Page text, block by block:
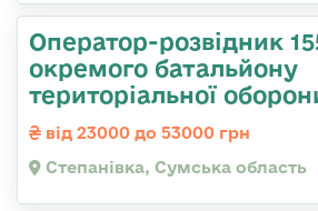
Оператор-розвідник
окремого батальйону
територіальної
від 23000 до 53000 грн
Степанівка, Сумська область